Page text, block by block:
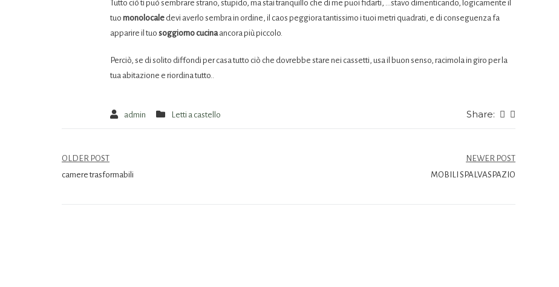
Tutto ciò ti può sembrare strano, stupido, ma stai tranquillo che di me puoi fidarti, …stavo dimenticando, logicamente il
tuo monolocale devi averlo sembra in ordine, il caos peggiora tantissimo i tuoi metri quadrati, e di conseguenza fa
apparire il tuo soggiorno cucinaancora più piccolo.
Perciò, se di solito diffondi per casa tutto ciò che dovrebbe stare nei cassetti, usa il buon senso, racimola in giro per la
tua abitazione e riordina tutto..
admin Letti a castello Share:
OLDER POST
camere trasformabili
NEWER POST
MOBILI SPALVASPAZIO